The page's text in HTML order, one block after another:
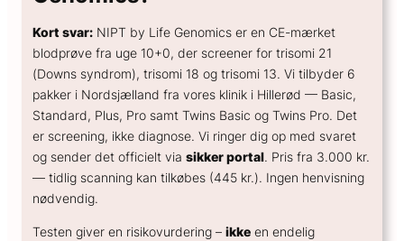
Kort svar: NIPT by Life Genomics er en CE-mærket
blodprøve fra uge 10+0, der screener for trisomi 21
(Downs syndrom), trisomi 18 og trisomi 13. Vi tilbyder 6
pakker i Nordsjælland fra vores klinik i Hillerød — Basic,
Standard, Plus, Pro samt Twins Basic og Twins Pro. Det
er screening, ikke diagnose. Vi ringer dig op med svaret
og sender det officielt via sikker portal. Pris fra 3.000 kr.
— tidlig scanning kan tilkøbes (445 kr.). Ingen henvisning
nødvendig.
Testen giver en risikovurdering – ikke en endelig